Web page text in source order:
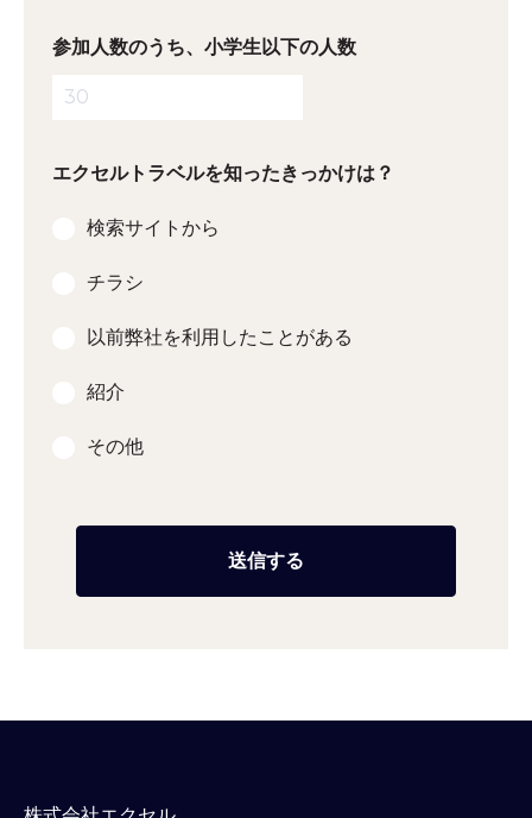
参加人数のうち、小学生以下の人数
エクセルトラベルを知ったきっかけは？
検索サイトから
チラシ
以前弊社を利用したことがある
紹介
その他